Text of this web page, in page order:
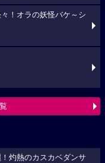
！オラの妖怪バケ～シ
灼熱のカスカベダンサ